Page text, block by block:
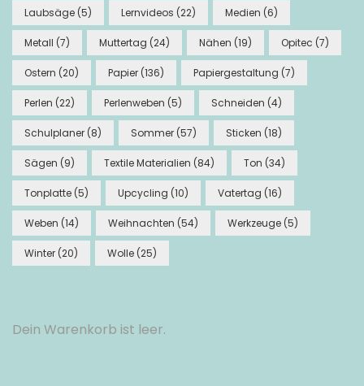
Laubsäge (5) Lernvideos (22) Medien (6)
Metall (7) Muttertag (24) Nähen (19) Opitec (7)
Ostern (20) Papier (136) Papiergestaltung (7)
Perlen (22) Perlenweben (5) Schneiden (4)
Schulplaner (8) Sommer (57) Sticken (18)
Sägen (9) Textile Materialien (84) Ton (34)
Tonplatte (5) Upcycling (10) Vatertag (16)
Weben (14) Weihnachten (54) Werkzeuge (5)
Winter (20) Wolle (25)
Dein Warenkorb ist leer.